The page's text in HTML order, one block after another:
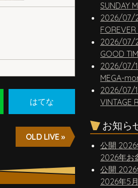
はてな
OLD LIVE »
SUNDAY
2026/07/
2026/07/
GOOD
2026/07/
MEGA-
2026/07/
VINTAGE
お知ら
公開
2026年お
公開
2026年5